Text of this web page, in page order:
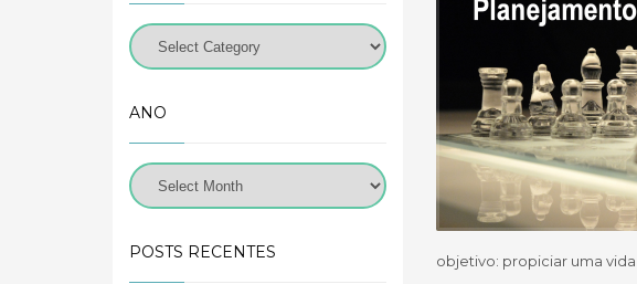
objetivo: propiciar uma
ANO
POSTS RECENTES